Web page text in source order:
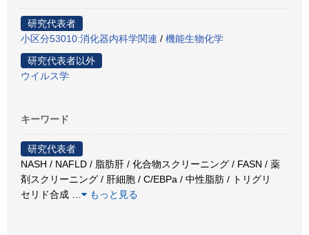
研究代表者
小区分53010:消化器内科学関連 / 機能生物化学
研究代表者以外
ウイルス学
キーワード
研究代表者
NASH / NAFLD / 脂肪肝 / 化合物スクリーニング / FASN / 薬
剤スクリーニング / 肝細胞 / C/EBPa / 中性脂肪 / トリグリ
セリド合成
もっと見る